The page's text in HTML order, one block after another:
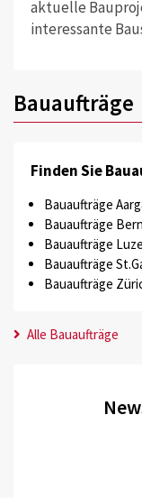
aktuelle
interessante
Bauaufträge
Finden Sie
Bauaufträge
Bauaufträge Bern
Bauaufträge
Bauaufträge
Bauaufträge
Alle Bauaufträge